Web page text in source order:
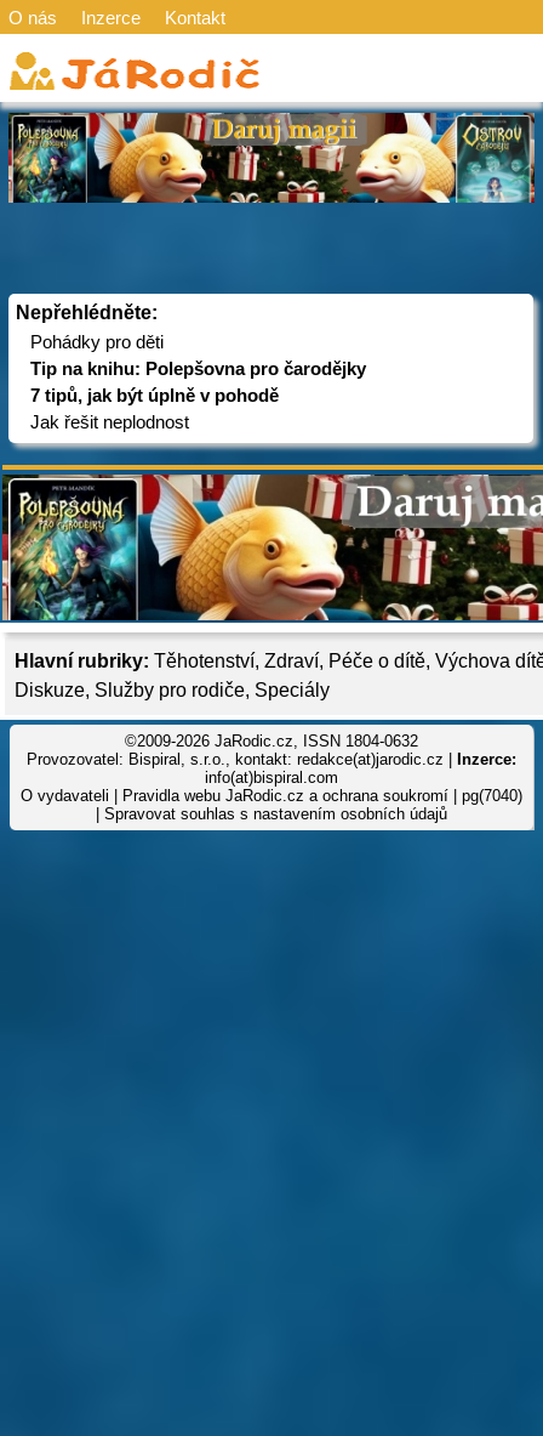
O nás Inzerce Kontakt
Nepřehlédněte:
Pohádky pro děti
Tip na knihu: Polepšovna pro čarodějky
7 tipů, jak být úplně v pohodě
Jak řešit neplodnost
Hlavní rubriky: Těhotenství, Zdraví, Péče o dítě, Výchova
Diskuze, Služby pro rodiče, Speciály
©2009-2026 JaRodic.cz, ISSN 1804-0632
Provozovatel: Bispiral, s.r.o., kontakt: redakce(at)jarodic.cz |
Inzerce:
info(at)bispiral.com
O vydavateli
Pravidla webu JaRodic.cz a ochrana soukromí | pg(7040)
Spravovat souhlas s nastavením osobních údajů